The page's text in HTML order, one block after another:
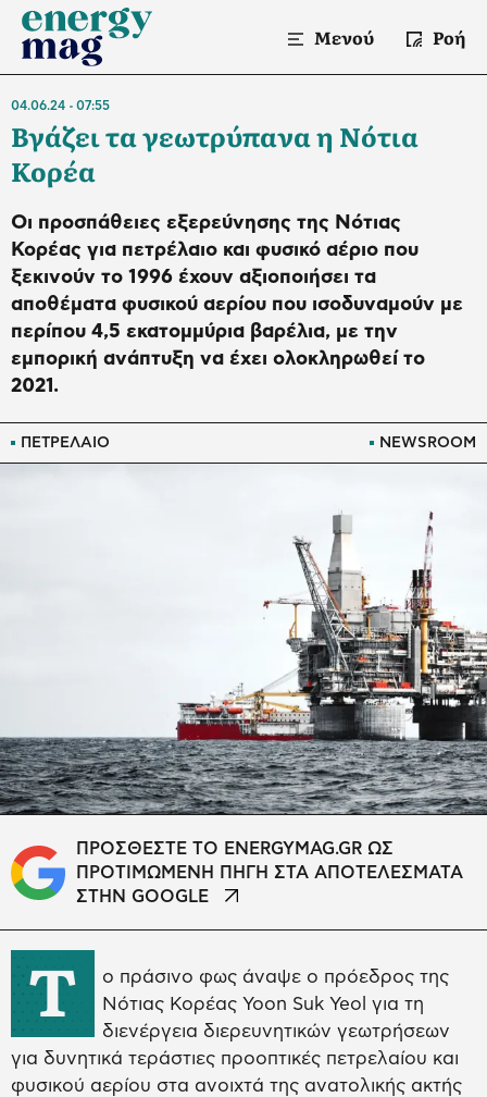
Μενού Ροή
ΠΕΤΡΕΛΑΙΟ NEWSROOM
04.06.24 07:55
Βγάζει τα γεωτρύπανα η Νότια
Κορέα
Οι προσπάθειες εξερεύνησης της Νότιας
Κορέας για πετρέλαιο και φυσικό αέριο που
ξεκινούν το 1996 έχουν αξιοποιήσει τα
αποθέματα φυσικού αερίου που ισοδυναμούν με
περίπου 4,5 εκατομμύρια βαρέλια, με την
εμπορική ανάπτυξη να έχει ολοκληρωθεί το
2021.
ΠΡΟΣΘΕΣΤΕ ΤΟ ENERGYMAG.GR ΩΣ
ΠΡΟΤΙΜΩΜΕΝΗ ΠΗΓΗ ΣΤΑ ΑΠΟΤΕΛΕΣΜΑΤΑ
ΣΤΗΝ GOOGLE
Τ
ο πράσινο φως άναψε ο πρόεδρος της
Νότιας Κορέας Yoon Suk Yeol για τη
διενέργεια διερευνητικών γεωτρήσεων
για δυνητικά τεράστιες προοπτικές πετρελαίου και
φυσικού αερίου στα ανοιχτά της ανατολικής ακτής